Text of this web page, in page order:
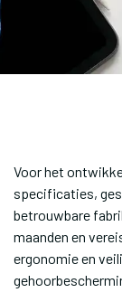
Voor het
specificaties,
betrouwbare
maanden en
ergonomie en